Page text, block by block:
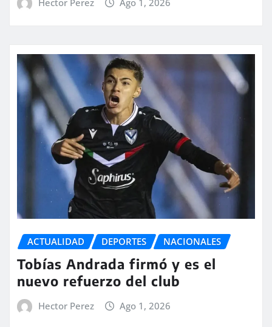
ACTUALIDAD DEPORTES NACIONALES
Tobías Andrada firmó y es el
nuevo refuerzo del club
Hector Perez Ago 1, 2026